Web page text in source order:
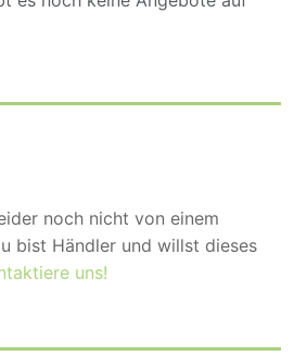
noch nicht von einem
bist Händler und willst dieses
uns!